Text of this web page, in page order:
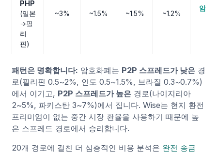
PHP
(일본
→필
리
핀)
~3% ~1.5% ~1.5% ~1.2%
암호
패턴은 명확합니다: 암호화폐는 P2P 스프레드가 낮은 경
로(필리핀 0.5~2%, 인도 0.5~1.5%, 브라질 0.3~0.7%)
에서 이기고, P2P 스프레드가 높은 경로(나이지리아
2~5%, 파키스탄 3~7%)에서 집니다. Wise는 현지 환전
프리미엄이 없는 중간 시장 환율을 사용하기 때문에 높
은 스프레드 경로에서 승리합니다.
20개 경로에 걸친 더 심층적인 비용 분석은 완전 송금